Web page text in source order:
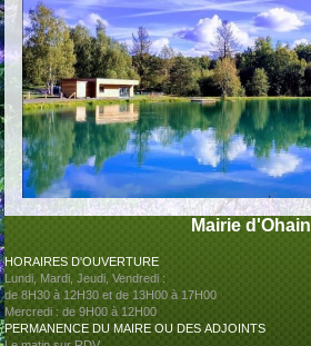
Mairie d'Ohain
HORAIRES D'OUVERTURE
Lundi, Mardi, Jeudi, Vendredi :
de 8H30 à 12H30 et de 13H00 à 17H00
Mercredi : de 9H00 à 12H00
PERMANENCE DU MAIRE OU DESADJOINTS